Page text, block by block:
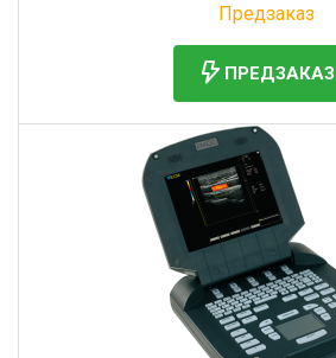
Предзаказ
ПРЕДЗАКАЗ